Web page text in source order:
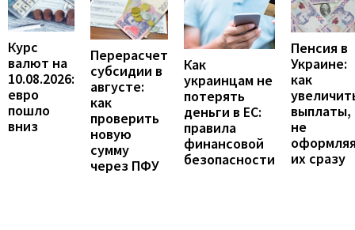
Курс
валют на
10.08.2026:
евро
пошло
вниз
Перерасчет
субсидии в
августе:
как
проверить
новую
сумму
через ПФУ
Как
украинцам не
потерять
деньги в ЕС:
правила
финансовой
безопасности
Пенсия в
Украине:
как
выплаты,
не
их сразу